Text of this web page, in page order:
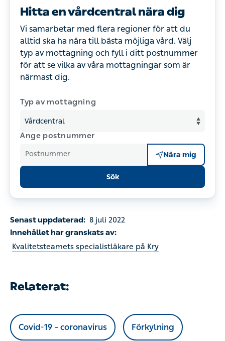
Hitta en vårdcentral nära dig
Vi samarbetar med flera regioner för att du
alltid ska ha nära till bästa möjliga vård. Välj
typ av mottagning och fyll i ditt postnummer
för att se vilka av våra mottagningar som är
närmast dig.
Typ av mottagning
Ange postnummer
Postnummer Nära mig
Sök
Senast uppdaterad: 8 juli 2022
Innehållet har granskats av:
Kvalitetsteamets specialistläkare på Kry
Relaterat:
Covid-19 – coronavirus Förkylning